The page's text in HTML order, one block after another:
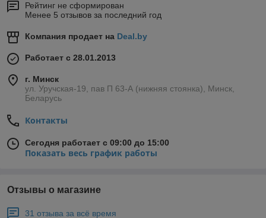
Рейтинг не сформирован
Менее 5 отзывов за последний год
Компания продает на Deal.by
Работает с 28.01.2013
г. Минск
ул. Уручская-19, пав П 63-А (нижняя стоянка), Минск,
Беларусь
Контакты
Сегодня работает с 09:00 до 15:00
Показать весь график работы
Отзывы о магазине
31 отзыва за всё время